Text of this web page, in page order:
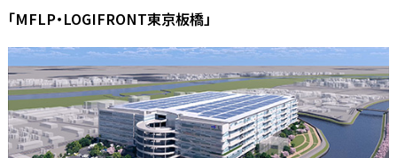
「MFLP・LOGIFRONT東京板橋」